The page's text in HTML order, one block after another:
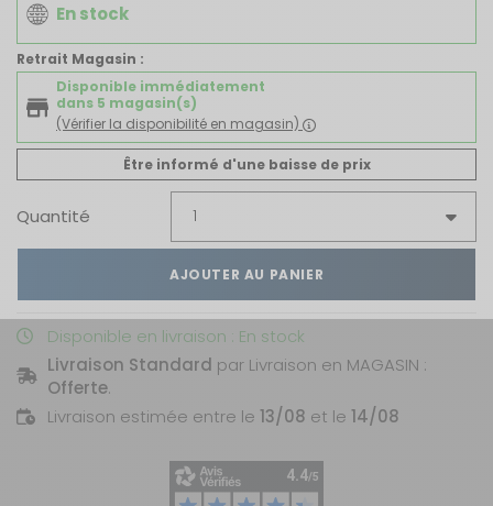
En stock
Retrait Magasin :
Disponible immédiatement
dans 5 magasin(s)
(Vérifier la disponibilité en magasin)
Être informé d'une baisse de prix
Quantité
AJOUTER AU PANIER
Disponible en livraison : En stock
Livraison Standard par Livraison en MAGASIN :
Offerte.
Livraison estimée entre le 13/08 et le 14/08